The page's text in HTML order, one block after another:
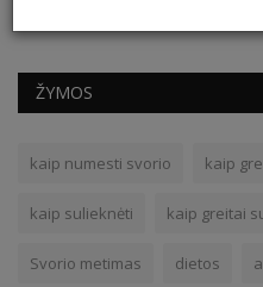
ŽYMOS
kaip numesti svorio kaip
kaip sulieknėti kaip greitai
Svorio metimas dietos